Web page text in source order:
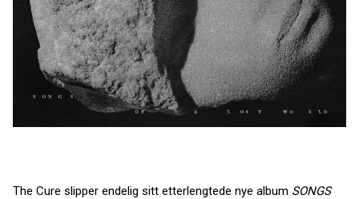
The Cure slipper endelig sitt etterlengtede nye album SONGS